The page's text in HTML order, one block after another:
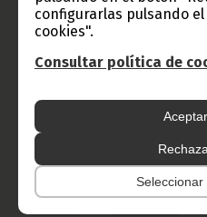
configurarlas pulsando
cookies".
Consultar política de
Radio
Ecuatorial
Haz click aquí para
Noticias Gobierno
África
Deportes